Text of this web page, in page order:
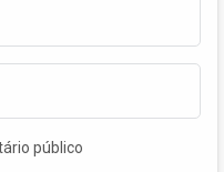
público